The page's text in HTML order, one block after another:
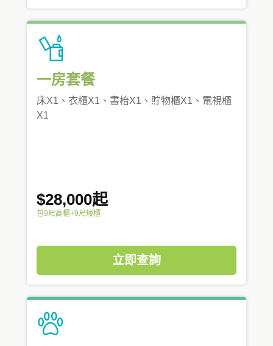
一房套餐
床X1、衣櫃X1、書枱X1、貯物櫃X1、電視櫃
X1
$28,000起
包9尺高櫃+9尺矮櫃
立即查詢